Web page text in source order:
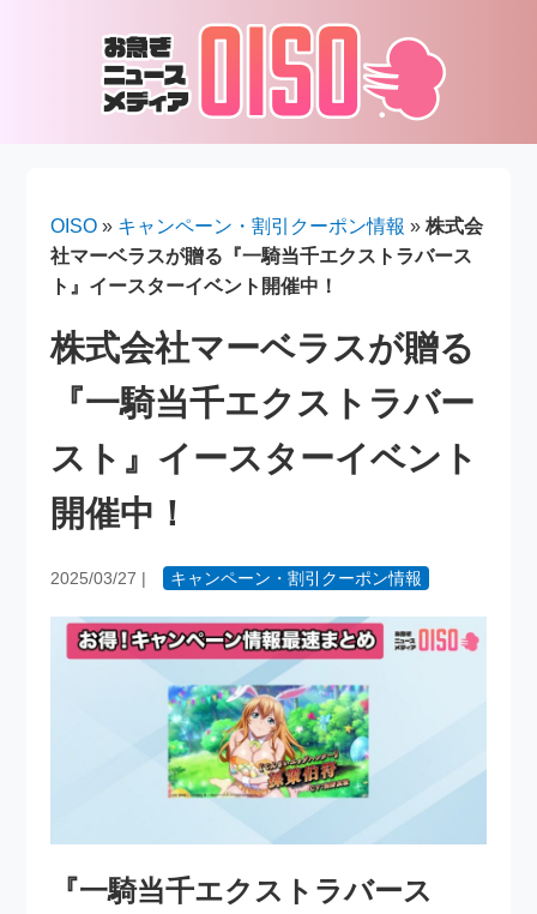
OISO » キャンペーン・割引クーポン情報 »株式会
社マーベラスが贈る『一騎当千エクストラバース
ト』イースターイベント開催中！
株式会社マーベラスが贈る
『一騎当千エクストラバー
スト』イースターイベント
開催中！
2025/03/27 | キャンペーン・割引クーポン情報
『一騎当千エクストラバース